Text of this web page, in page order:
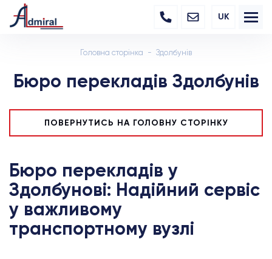
UK
Головна сторінка Здолбунів
Бюро перекладів Здолбунів
ПОВЕРНУТИСЬ НА ГОЛОВНУ СТОРІНКУ
Бюро перекладів у
Здолбунові: Надійний сервіс
у важливому
транспортному вузлі